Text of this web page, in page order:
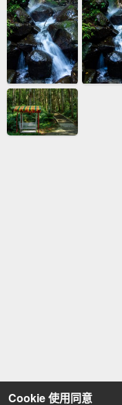
Cookie 使用同意